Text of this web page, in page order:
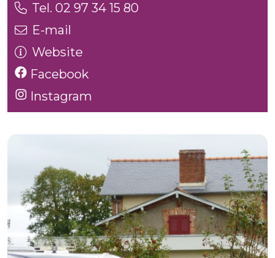
Tel. 02 97 34 15 80
E-mail
Website
Facebook
Instagram